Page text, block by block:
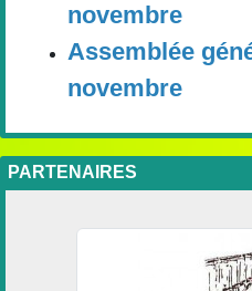
novembre
Assemblée
novembre
PARTENAIRES